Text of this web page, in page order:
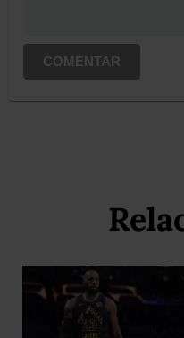
COMENTAR